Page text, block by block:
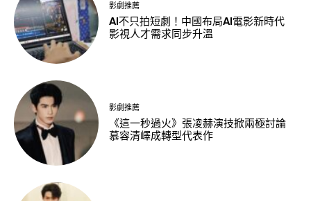
影劇推薦
AI不只拍短劇！中國布局AI電影新時代
影視人才需求同步升溫
影劇推薦
《這一秒過火》張凌赫演技掀兩極討論
慕容清嶧成轉型代表作